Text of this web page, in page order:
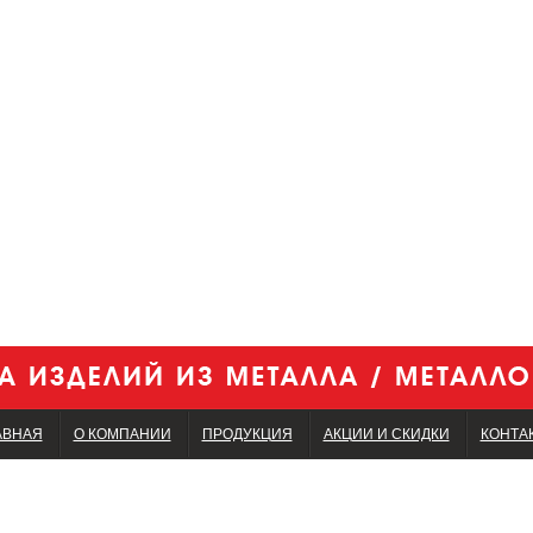
О КОМПАНИИ ПРОДУКЦИЯ АКЦИИ И СКИДКИ